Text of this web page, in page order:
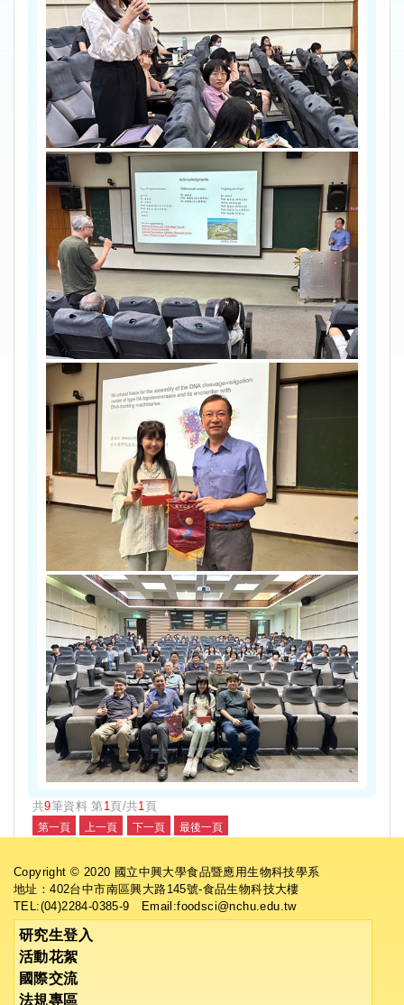
共9筆資料 第 1頁/共1頁
Copyright © 2020 國立中興大學食品暨應用生物科技學系
地址：402台中市南區興大路145號-食品生物科技大樓
TEL:(04)2284-0385-9 Email:foodsci@nchu.edu.tw
研究生登入
活動花絮
國際交流
法規專區